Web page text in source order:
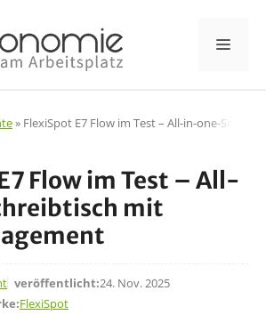
» FlexiSpot E7 Flow im Test – All-in-one-
Flow im Test – All-
mit
veröffentlicht:24. Nov. 2025
24. Nov. 2025
FlexiSpot